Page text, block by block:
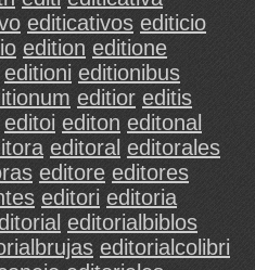
editicativos editicio
edition editione
editioni editionibus
editior editis
editoi editon editonal
editoral editorales
editore editores
editori editoria
editorialbiblos
editorialcolibri